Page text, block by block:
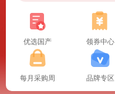
优选国产 领券中心
每月采购周 品牌专区